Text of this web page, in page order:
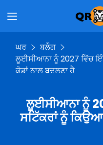
ਘਰ
ਬਲੌਗ
ਲੂਈਸੀਆਨਾ ਨੂੰ 2027 ਵਿੱਚ
ਕੋਡਾਂ ਨਾਲ ਬਦਲਣਾ ਹੈ
ਲੂਈਸੀਆਨਾ ਨੂੰ
ਸਟਿੱਕਰਾਂ ਨੂੰ